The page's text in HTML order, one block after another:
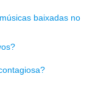
baixadas no